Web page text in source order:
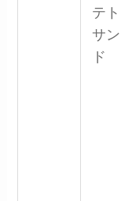
テト
サン
ド